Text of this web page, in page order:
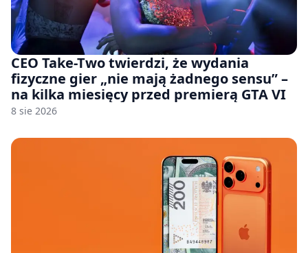
CEO Take-Two twierdzi, że wydania
fizyczne gier „nie mają żadnego sensu” –
na kilka miesięcy przed premierą GTA VI
8 sie 2026